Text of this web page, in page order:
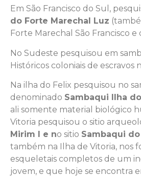
Em São Francisco do Sul,
do Forte Marechal Luz
Forte Marechal São Francisco e
No Sudeste pesquisou em
Históricos coloniais de escravos
Na ilha do Felix pesquisou no
denominado Sambaqui Ilha
ali somente material biológico
Vitoria pesquisou o sitio
Mirim I e no sitio Sambaqui
também na Ilha de Vitoria, nos
esqueletais completos de um
jovem, e que hoje se encontra